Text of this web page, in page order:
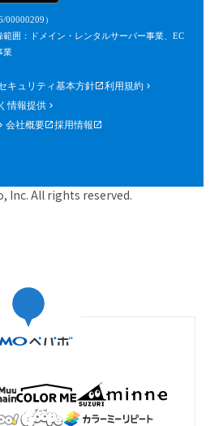
00000209）
囲：ドメイン・レンタルサーバー事業、EC
業
キュリティ基本方針
利用規約
情報提供
会社概要 採用情報
Inc. All rights reserved.